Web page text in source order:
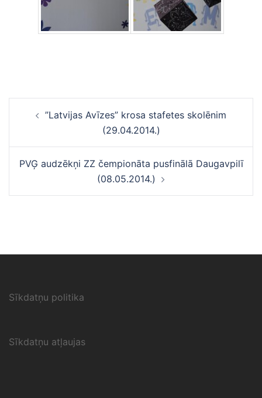
navigācija
”Latvijas Avīzes” krosa stafetes skolēnim
(29.04.2014.)
PVĢ audzēkņi ZZ čempionāta pusfinālā Daugavpilī
(08.05.2014.)
Sīkdatņu politika
Sīkdatņu atļaujas